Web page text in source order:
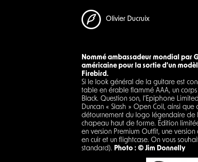
Olivier Ducruix
Nommé ambassadeur mondial par
américaine pour la sortie d’un
Firebird.
Si le look général de la guitare est
table en érable flammé AAA, un
Black. Question son, l’Epiphone
Duncan « Slash » Open Coil, ainsi
détournement du logo légendaire de
chapeau haut de forme. Édition
en version Premium Outfit, une
en cuir et un flightcase. On vous
standard). Photo : © Jim Donnelly